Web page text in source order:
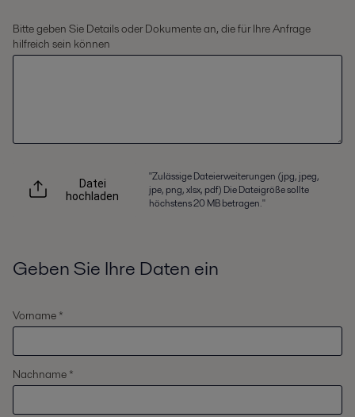
Bitte geben Sie Details oder Dokumente an, die für Ihre Anfrage
hilfreich sein können
Datei
hochladen
"Zulässige Dateierweiterungen (jpg, jpeg,
jpe, png, xlsx, pdf) Die Dateigröße sollte
höchstens 20 MB betragen."
Geben Sie Ihre Daten ein
Vorname *
Nachname *